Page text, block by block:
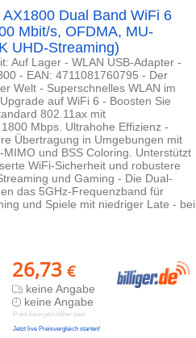
Dual Band WiFi 6
Mbit/s, OFDMA, MU-
UHD-Streaming)
Auf Lager - WLAN USB-Adapter -
- EAN: 4711081760795 - Der
Welt - Superschnelles WLAN im
auf WiFi 6 - Boosten Sie
802.11ax mit
Mbps. Ultrahohe Effizienz -
Übertragung in Umgebungen mit
und BSS Coloring. Unterstützt
WiFi-Sicherheit und robustere
und Gaming - Die Dual-
das 5GHz-Frequenzband für
und Spiele mit niedriger Late - bei
26,73 €
keine Angabe
keine Angabe
Preis kann jetzt höher sein
Jetzt live Preisvergleich starten!